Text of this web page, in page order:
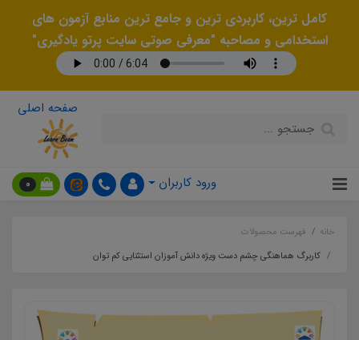
کامل ترین، کاربردی ترین و جامع ترین منابع آزمون های
استخدامی و مصاحبه "معرفی صوتی سایت پرتو یادگیری"
صفحه اصلی
ورود کاربران 0
خانه
فهرست محصولات
کاربرگ هماهنگی چشم دست ویژه دانش آموزان استثنایی کم توان